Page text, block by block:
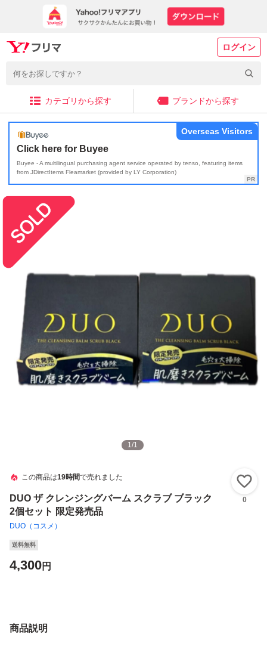
ログイン
カテゴリから探す ブランドから探す
Click here for Buyee
Buyee - A multilingual purchasing agent service operated by tenso, featuring items
from JDirectItems Fleamarket (provided by LY Corporation)
Overseas Visitors
1/1
この商品は19時間で売れました
DUO ザ クレンジングバーム スクラブ ブラック
2個セット 限定発売品
DUO（コスメ）
0
送料無料
4,300円
商品説明